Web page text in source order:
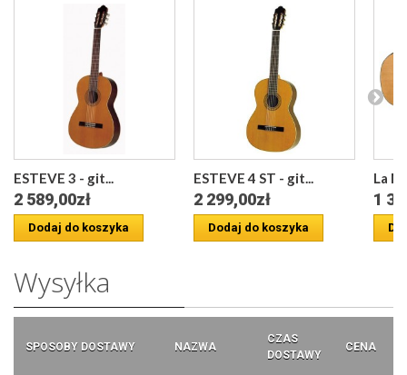
ESTEVE 3 - git...
2 589,00zł
Dodaj do koszyka
ESTEVE 4 ST - git...
2 299,00zł
Dodaj do koszyka
La
1
Wysyłka
SPOSOBY DOSTAWY NAZWA
CZAS
DOSTAWY
CENA